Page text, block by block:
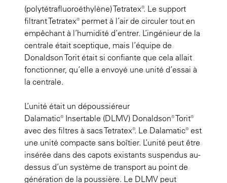
(polytétrafluoroéthylène) Tetratex®. Le support
filtrant Tetratex® permet à l’air de circuler tout en
empêchant à l’humidité d’entrer. L’ingénieur de la
centrale était sceptique, mais l’équipe de
Donaldson Torit était si confiante que cela allait
fonctionner, qu’elle a envoyé une unité d’essai à
la centrale.
L’unité était un dépoussiéreur
Dalamatic® Insertable (DLMV) Donaldson® Torit®
avec des filtres à sacs Tetratex®. Le Dalamatic® est
une unité compacte sans boîtier. L’unité peut être
insérée dans des capots existants suspendus au-
dessus d’un système de transport au point de
génération de la poussière. Le DLMV peut